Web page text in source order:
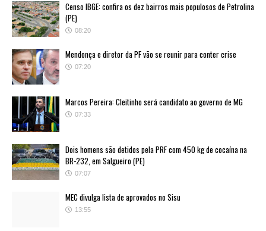
Censo IBGE: confira os dez bairros mais populosos de Petrolina
(PE)
08:20
Mendonça e diretor da PF vão se reunir para conter crise
07:20
Marcos Pereira: Cleitinho será candidato ao governo de MG
07:33
Dois homens são detidos pela PRF com 450 kg de cocaína na
BR-232, em Salgueiro (PE)
07:07
MEC divulga lista de aprovados no Sisu
13:55